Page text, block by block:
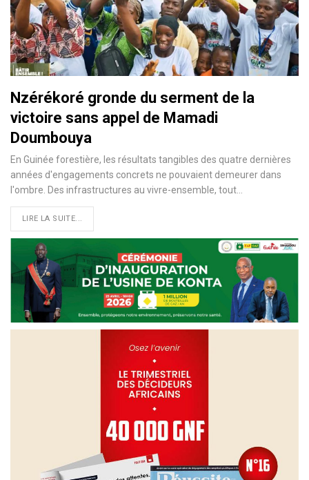
Nzérékoré gronde du serment de la
victoire sans appel de Mamadi
Doumbouya
En Guinée forestière, les résultats tangibles des quatre dernières
années d'engagements concrets ne pouvaient demeurer dans
l'ombre. Des infrastructures au vivre-ensemble, tout…
LIRE LA SUITE...